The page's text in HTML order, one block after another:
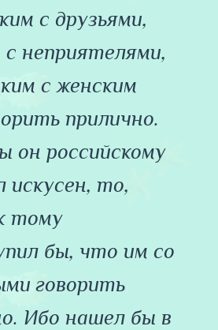
с друзьями,
неприятелями,
с женским
прилично.
он российскому
искусен, то,
тому
бы, что им со
говорить
Ибо нашел бы в